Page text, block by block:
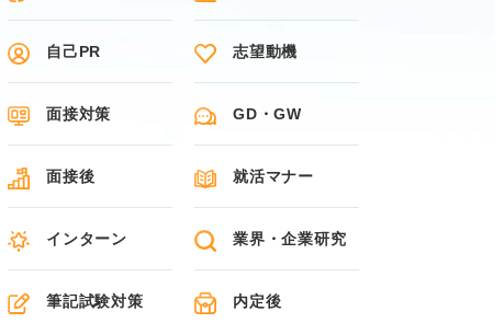
自己PR 志望動機
面接対策 GD・GW
面接後 就活マナー
インターン 業界・企業研究
筆記試験対策 内定後